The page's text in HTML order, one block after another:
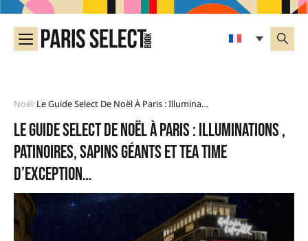
Noël• Le Guide Select De Noël À Paris : Illuminations , Patinoires, Sapins Géants Et Tea Time D’exception…
Le guide select de Noël à Paris : Illuminations ,
patinoires, sapins géants et tea time
d’exception…